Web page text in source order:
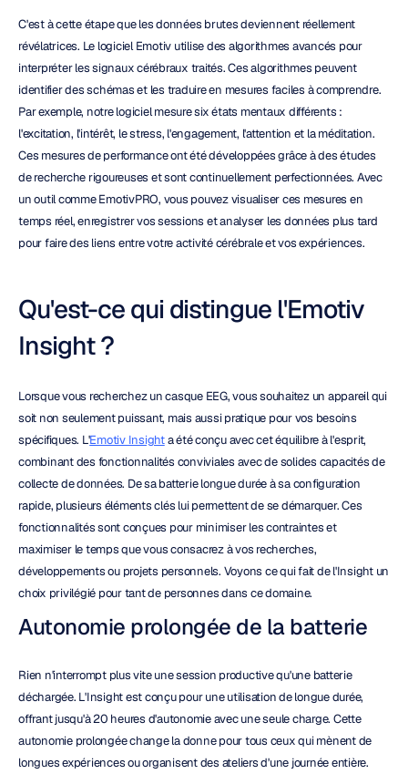
C'est à cette étape que les données brutes deviennent réellement
révélatrices. Le logiciel Emotiv utilise des algorithmes avancés pour
interpréter les signaux cérébraux traités. Ces algorithmes peuvent
identifier des schémas et les traduire en mesures faciles à comprendre.
Par exemple, notre logiciel mesure six états mentaux différents :
l'excitation, l'intérêt, le stress, l'engagement, l'attention et la méditation.
Ces mesures de performance ont été développées grâce à des études
de recherche rigoureuses et sont continuellement perfectionnées. Avec
un outil comme EmotivPRO, vous pouvez visualiser ces mesures en
temps réel, enregistrer vos sessions et analyser les données plus tard
pour faire des liens entre votre activité cérébrale et vos expériences.
Qu'est-ce qui distingue l'Emotiv
Insight ?
Lorsque vous recherchez un casque EEG, vous souhaitez un appareil qui
soit non seulement puissant, mais aussi pratique pour vos besoins
spécifiques. L'Emotiv Insight a été conçu avec cet équilibre à l'esprit,
combinant des fonctionnalités conviviales avec de solides capacités de
collecte de données. De sa batterie longue durée à sa configuration
rapide, plusieurs éléments clés lui permettent de se démarquer. Ces
fonctionnalités sont conçues pour minimiser les contraintes et
maximiser le temps que vous consacrez à vos recherches,
développements ou projets personnels. Voyons ce qui fait de l'Insight un
choix privilégié pour tant de personnes dans ce domaine.
Autonomie prolongée de la batterie
Rien n'interrompt plus vite une session productive qu'une batterie
déchargée. L'Insight est conçu pour une utilisation de longue durée,
offrant jusqu'à 20 heures d'autonomie avec une seule charge. Cette
autonomie prolongée change la donne pour tous ceux qui mènent de
longues expériences ou organisent des ateliers d'une journée entière.